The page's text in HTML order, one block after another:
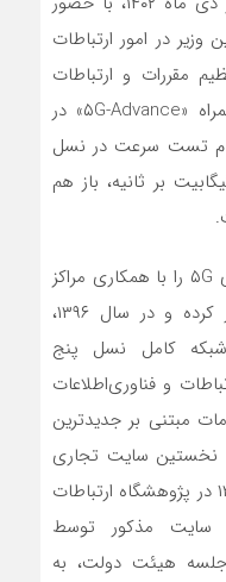
وزیر در امور ارتباطات
مقررات و ارتباطات
رادیویی، از نسل ۵.۵ شبکه تلفن‌همراه «۵G-Advance» در
تست سرعت در نسل
و ثبت رکورد ۶.۵ گیگابیت بر ثانیه، باز هم
ایرانسل که از سال ۱۳۹۵ مطالعه روی ۵G را با همکاری مراکز
تحقیقاتی و دانشگاهی داخلی آغاز کرده و در سال ۱۳۹۶،
کامل نسل پنج
و فناوری‌اطلاعات
مبتنی بر جدیدترین
نخستین سایت تجاری
۵G ایران را در روز اول مرداد ماه ۱۳۹۹ در پژوهشگاه ارتباطات
سایت مذکور توسط
هیئت دولت، به